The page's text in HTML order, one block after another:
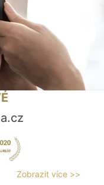
Zobrazit více >>